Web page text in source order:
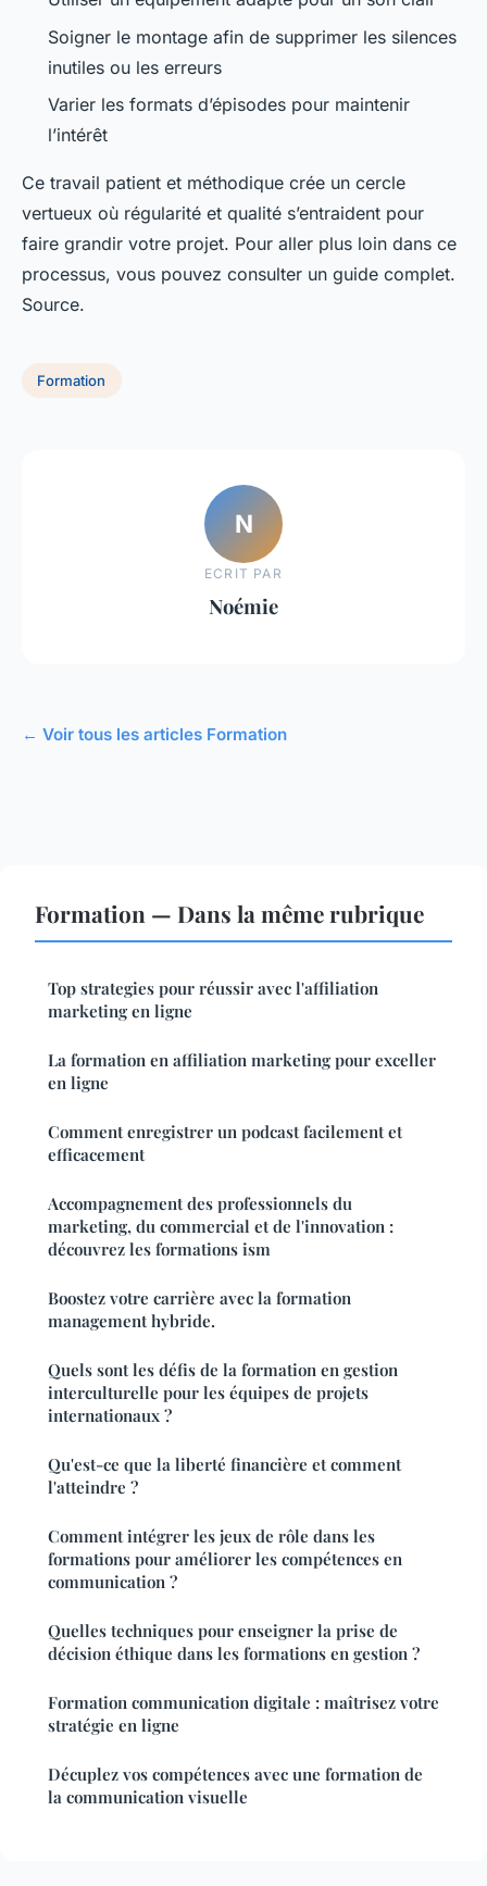
Soigner le montage afin de supprimer les silences
inutiles ou les erreurs
Varier les formats d’épisodes pour maintenir
l’intérêt
Ce travail patient et méthodique crée un cercle
vertueux où régularité et qualité s’entraident pour
faire grandir votre projet. Pour aller plus loin dans ce
processus, vous pouvez consulter un guide complet.
Source.
Formation
N
ECRIT PAR
Noémie
← Voir tous les articles Formation
Formation — Dans la même rubrique
Top strategies pour réussir avec l'affiliation
marketing en ligne
La formation en affiliation marketing pour exceller
en ligne
Comment enregistrer un podcast facilement et
efficacement
Accompagnement des professionnels du
marketing, du commercial et de l'innovation :
découvrez les formations ism
Boostez votre carrière avec la formation
management hybride.
Quels sont les défis de la formation en gestion
interculturelle pour les équipes de projets
internationaux ?
Qu'est-ce que la liberté financière et comment
l'atteindre ?
Comment intégrer les jeux de rôle dans les
formations pour améliorer les compétences en
communication ?
Quelles techniques pour enseigner la prise de
décision éthique dans les formations en gestion ?
Formation communication digitale : maîtrisez votre
stratégie en ligne
Décuplez vos compétences avec une formation de
la communication visuelle